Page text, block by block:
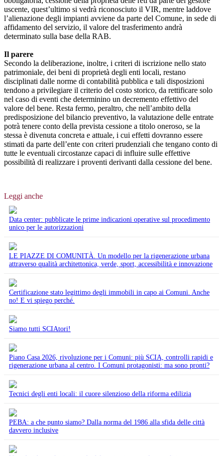
uscente, quest’ultimo si vedrà riconosciuto il VIR, mentre laddove
l’alienazione degli impianti avviene da parte del Comune, in sede di
affidamento del servizio, il valore del trasferimento andrà
determinato sulla base della RAB.
Il parere
Secondo la deliberazione, inoltre, i criteri di iscrizione nello stato
patrimoniale, dei beni di proprietà degli enti locali, restano
disciplinati dalle norme di contabilità pubblica e tali disposizioni
tendono a privilegiare il criterio del costo storico, da rettificare solo
nel caso di eventi che determinino un decremento effettivo del
valore del bene. Resta fermo, peraltro, che nell’ambito della
predisposizione del bilancio preventivo, la valutazione delle entrate
potrà tenere conto della prevista cessione a titolo oneroso, se la
stessa è divenuta concreta e attuale, i cui effetti dovranno essere
stimati da parte dell’ente con criteri prudenziali che tengano conto di
tutte le eventuali circostanze capaci di influire sulle effettive
possibilità di realizzare i proventi derivanti dalla cessione del bene.
Leggi anche
Data center: pubblicate le prime indicazioni operative sul procedimento
unico per le autorizzazioni
LE PIAZZE DI COMUNITÀ. Un modello per la rigenerazione urbana
attraverso qualità architettonica, verde, sport, accessibilità e innovazione
Certificazione stato legittimo degli immobili in capo ai Comuni. Anche
no! E vi spiego perché.
Siamo tutti SCIAtori!
Piano Casa 2026, rivoluzione per i Comuni: più SCIA, controlli rapidi e
rigenerazione urbana al centro. I Comuni protagonisti: ma sono pronti?
Tecnici degli enti locali: il cuore silenzioso della riforma edilizia
PEBA: a che punto siamo? Dalla norma del 1986 alla sfida delle città
davvero inclusive